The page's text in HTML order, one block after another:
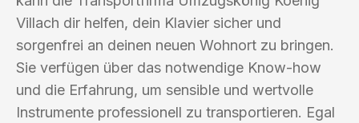
Villach dir helfen, dein Klavier sicher und
sorgenfrei an deinen neuen Wohnort zu bringen.
Sie verfügen über das notwendige Know-how
und die Erfahrung, um sensible und wertvolle
Instrumente professionell zu transportieren. Egal